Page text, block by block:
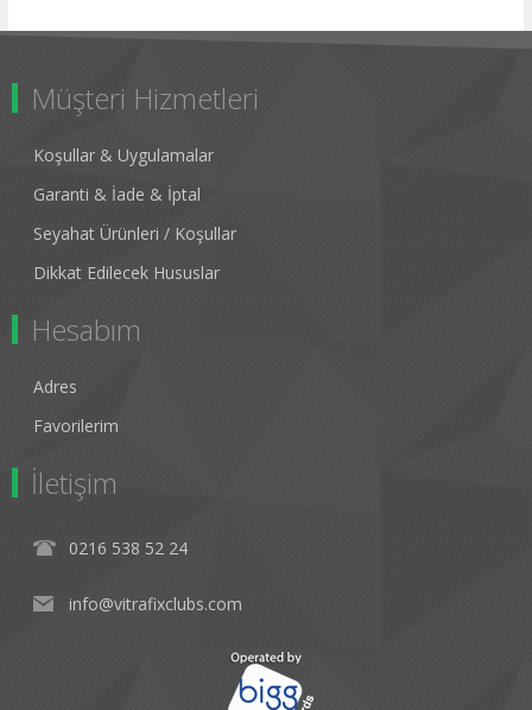
Müşteri Hizmetleri
Koşullar & Uygulamalar
Garanti & İade & İptal
Seyahat Ürünleri / Koşullar
Dikkat Edilecek Hususlar
Hesabım
Adres
Favorilerim
İletişim
0216 538 52 24
info@vitrafixclubs.com